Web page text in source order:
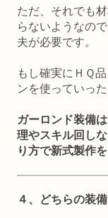
ただ、それでも
らないようなの
夫が必要です。
もし確実にＨＱ
ンを使っていっ
ガーロンド装備
理やスキル回し
り方で新式製作
４、どちらの装